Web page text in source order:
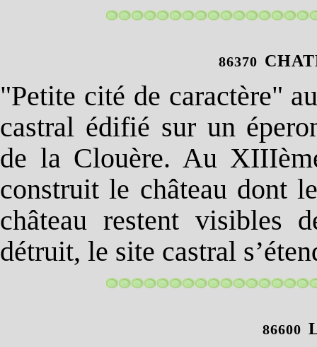
86370
"Petite cité de caractère"
castral édifié sur un
de la Clouère. Au
construit le château dont
château restent visibles
détruit, le site castral
86600